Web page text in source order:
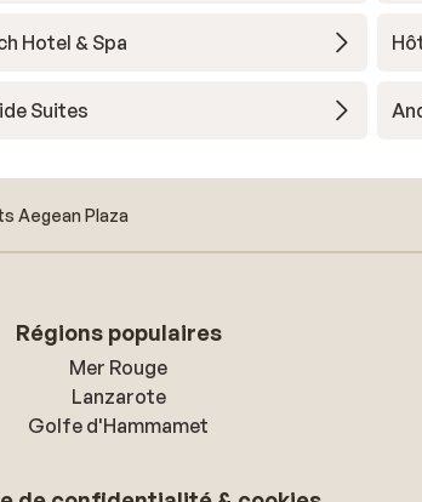
Hotel & Spa
Suites
Aegean Plaza
Régions populaires
Mer Rouge
Lanzarote
Golfe d'Hammamet